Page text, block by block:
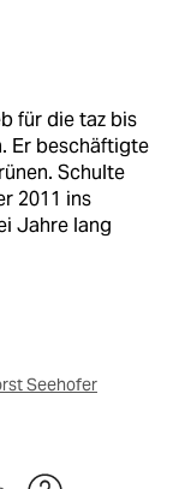
für die taz bis
Er beschäftigte
Schulte
2011 ins
Jahre lang
Seehofer